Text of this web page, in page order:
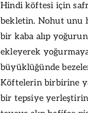
Hindi köftesi için
bekletin. Nohut unu
bir kaba alıp
ekleyerek
büyüklüğünde
Köftelerin birbirine
bir tepsiye